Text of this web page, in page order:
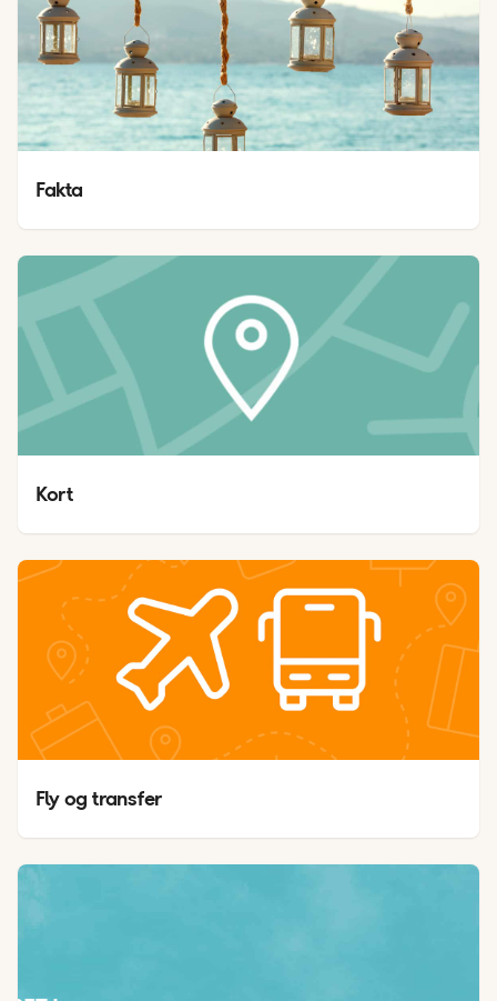
Fakta
Kort
Fly og transfer